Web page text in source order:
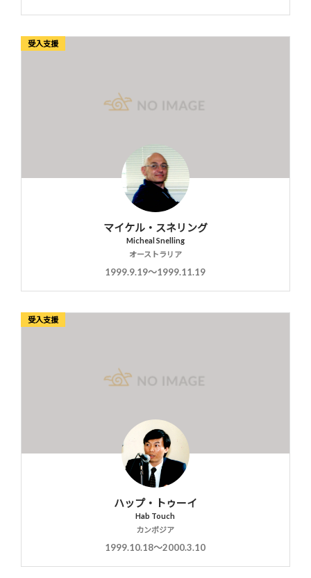
受入支援
マイケル・スネリング
Micheal Snelling
オーストラリア
1999.9.19〜1999.11.19
受入支援
ハップ・トゥーイ
Hab Touch
カンボジア
1999.10.18〜2000.3.10